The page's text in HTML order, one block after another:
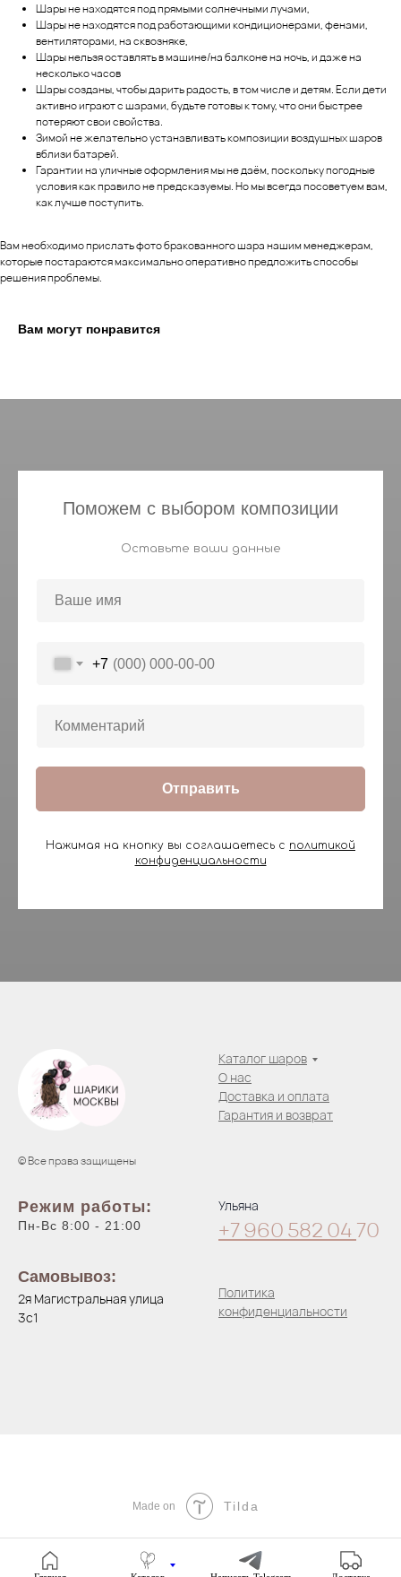
Шары не находятся под прямыми солнечными лучами,
Шары не находятся под работающими кондиционерами, фенами,
вентиляторами, на сквозняке,
Шары нельзя оставлять в машине/на балконе на ночь, и даже на
несколько часов
Шары созданы, чтобы дарить радость, в том числе и детям. Если дети
активно играют с шарами, будьте готовы к тому, что они быстрее
потеряют свои свойства.
Зимой не желательно устанавливать композиции воздушных шаров
вблизи батарей.
Гарантии на уличные оформления мы не даём, поскольку погодные
условия как правило не предсказуемы. Но мы всегда посоветуем вам,
как лучше поступить.
Вам необходимо прислать фото бракованного шара нашим менеджерам,
которые постараются максимально оперативно предложить способы
решения проблемы.
Вам могут понравится
Поможем с выбором композиции
Оставьте ваши данные
+7
Отправить
Нажимая на кнопку вы соглашаетесь с политикой
конфиденциальности
© Все права защищены
Каталог шаров
О нас
Доставка и оплата
Гарантия и возврат
Режим работы:
Пн-Вс 8:00 - 21:00
Самовывоз:
2я Магистральная улица
3с1
Ульяна
+7 960 582 04 70
Политика
конфиденциальности
Made on Tilda